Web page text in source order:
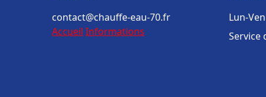
contact@chauffe-eau-70.fr
Accueil Informations
Lun-
Service